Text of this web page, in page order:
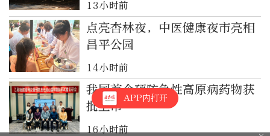
13小时前
点亮杏林夜，中医健康夜市亮相
昌平公园
14小时前
我国首个预防急性高原病药物获
批上市
16小时前
APP内打开